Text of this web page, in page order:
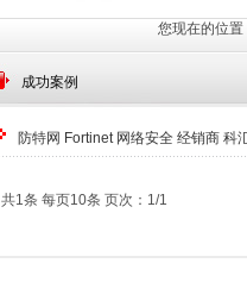
成功案例
防特网 Fortinet 网络安全 经销商 科
共1条 每页10条 页次：1/1
您现在的位置